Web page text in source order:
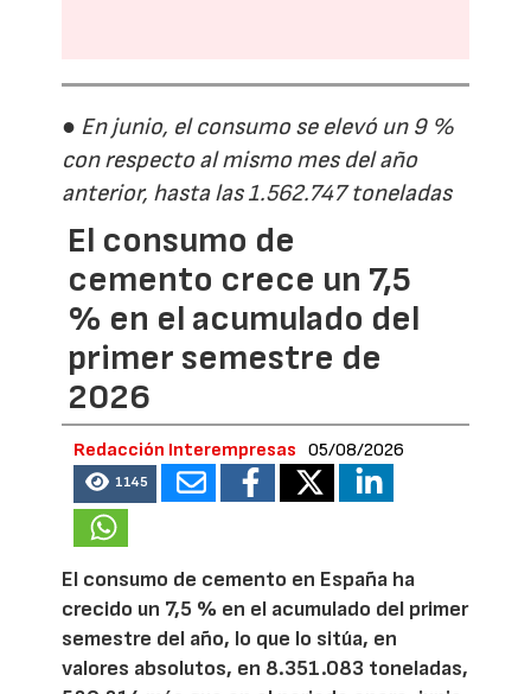
● En junio, el consumo se elevó un 9 %
con respecto al mismo mes del año
anterior, hasta las 1.562.747 toneladas
El consumo de
cemento crece un 7,5
% en el acumulado del
primer semestre de
2026
Redacción Interempresas 05/08/2026
1145
El consumo de cemento en España ha
crecido un 7,5 % en el acumulado del primer
semestre del año, lo que lo sitúa, en
valores absolutos, en 8.351.083 toneladas,